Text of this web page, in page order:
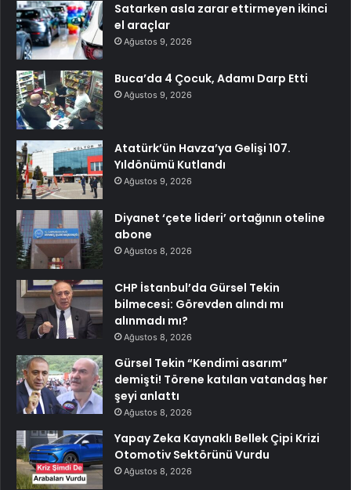
Satarken asla zarar ettirmeyen ikinci
el araçlar
Ağustos 9, 2026
Buca’da 4 Çocuk, Adamı Darp Etti
Ağustos 9, 2026
Atatürk’ün Havza’ya Gelişi 107.
Yıldönümü Kutlandı
Ağustos 9, 2026
Diyanet ‘çete lideri’ ortağının oteline
abone
Ağustos 8, 2026
CHP İstanbul’da Gürsel Tekin
bilmecesi: Görevden alındı mı
alınmadı mı?
Ağustos 8, 2026
Gürsel Tekin “Kendimi asarım”
demişti! Törene katılan vatandaş her
şeyi anlattı
Ağustos 8, 2026
Yapay Zeka Kaynaklı Bellek Çipi Krizi
Otomotiv Sektörünü Vurdu
Ağustos 8, 2026